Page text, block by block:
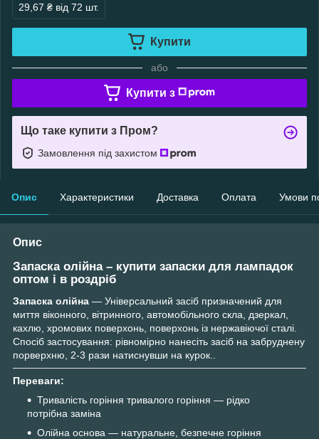
29,67 ₴ від 72 шт.
Купити
або
Купити з
Що таке купити з Пром?
Замовлення під захистом
Опис Характеристики Доставка Оплата Умови
Опис
Запаска олійна – купити запаски для лампадок
оптом і в роздріб
Запаска олійна — Універсальний засіб призначений для
миття віконного, вітринного, автомобільного скла, дзеркал,
кахлю, хромових поверхонь, поверхонь із нержавіючої сталі.
Спосіб застосування: рівномірно нанесіть засіб на забруднену
порверхню, 2-3 рази натиснувши на курок..
Переваги:
Тривалість горіння тривалого горіння — рідко
потрібна заміна
Олійна основа — натуральне, безпечне горіння